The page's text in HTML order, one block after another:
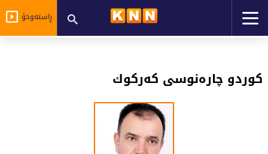
ڕاستەوخۆ
كوردو چاره‌نوسی‌ كه‌ركوك